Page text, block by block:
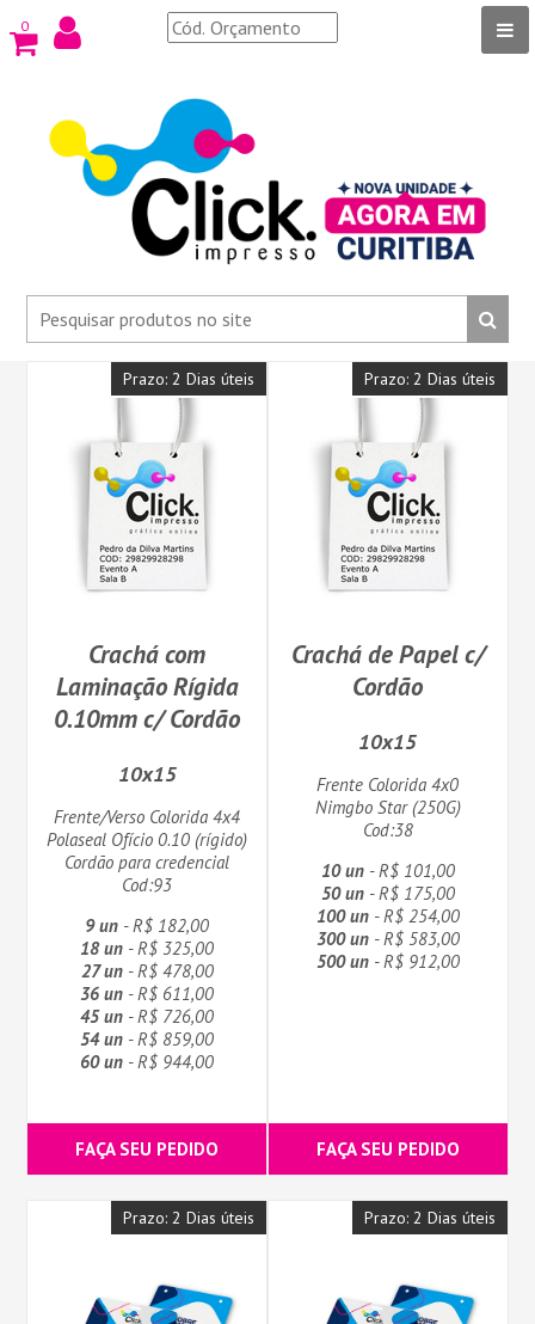
0
Prazo: 2 Dias úteis
Crachá com
Laminação Rígida
0.10mm c/ Cordão
10x15
Frente/Verso Colorida 4x4
Polaseal Ofício 0.10 (rígido)
Cordão para credencial
Cod:93
9 un - R$ 182,00
18 un - R$ 325,00
27 un- R$ 478,00
36 un - R$ 611,00
45 un - R$ 726,00
54 un - R$ 859,00
60 un - R$ 944,00
FAÇA SEU PEDIDO
Prazo: 2 Dias úteis
Crachá de Papel c/
Cordão
10x15
Frente Colorida 4x0
Nimgbo Star (250G)
Cod:38
10 un- R$ 101,00
50 un- R$ 175,00
100 un- R$ 254,00
300 un- R$ 583,00
500 un- R$ 912,00
FAÇA SEU PEDIDO
Prazo: 2 Dias úteis Prazo: 2 Dias úteis